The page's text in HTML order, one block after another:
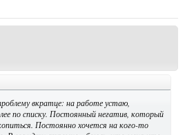
вкратце: на работе устаю,
по списку. Постоянный негатив, который
Постоянно хочется на кого-то